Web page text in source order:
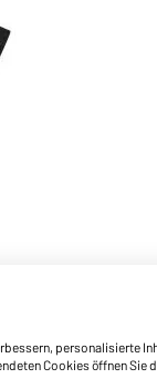
personalisierte
Cookies öffnen Sie